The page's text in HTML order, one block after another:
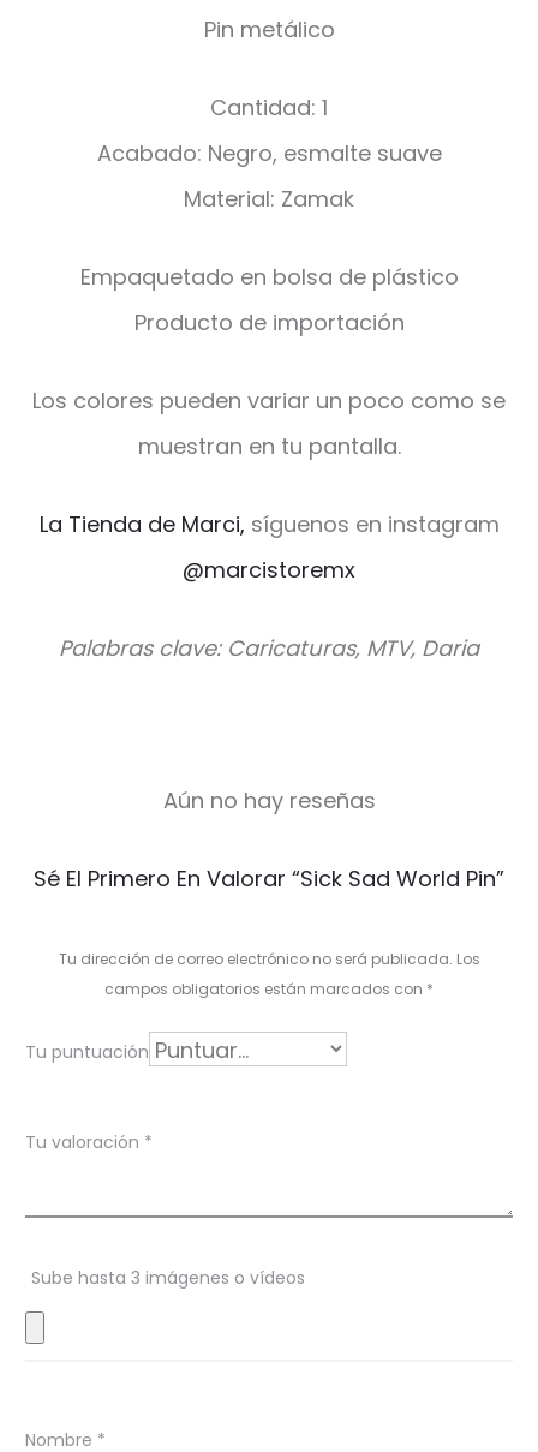
Pin metálico
Cantidad: 1
Acabado: Negro, esmalte suave
Material: Zamak
Empaquetado en bolsa de plástico
Producto de importación
Los colores pueden variar un poco como se
muestran en tu pantalla.
La Tienda de Marci, síguenos en instagram
@marcistoremx
Palabras clave: Caricaturas, MTV, Daria
V
a
r
i
o
e
s
Aún no hay reseñas
Sé El Primero En Valorar “Sick Sad World Pin”
Tu dirección de correo electrónico no será publicada. Los
campos obligatorios están marcados con *
Tu puntuación
Tu valoración *
Sube hasta 3 imágenes o vídeos
Nombre *